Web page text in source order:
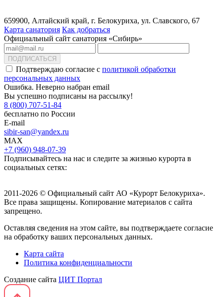
659900, Алтайский край, г. Белокуриха, ул. Славского, 67
Карта санатория Как добраться
Официальный сайт санатория «Сибирь»
ПОДПИСАТЬСЯ
Подтверждаю согласие с политикой обработки
персональных данных
Ошибка. Неверно набран email
Вы успешно подписаны на рассылку!
8 (800) 707-51-84
бесплатно по России
E-mail
sibir-san@yandex.ru
MAX
+7 (960) 948-07-39
Подписывайтесь на нас и следите за жизнью курорта в
социальных сетях:
2011-2026 © Официальный сайт АО «Курорт Белокуриха».
Все права защищены. Копирование материалов с сайта
запрещено.
Оставляя сведения на этом сайте, вы подтверждаете согласие
на обработку ваших персональных данных.
Карта сайта
Политика конфиденциальности
Создание сайта ЦИТ Портал